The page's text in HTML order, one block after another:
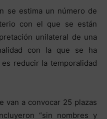
se estima un número de
con el que se están
unilateral de una
con la que se ha
reducir la temporalidad
van a convocar 25 plazas
“sin nombres y